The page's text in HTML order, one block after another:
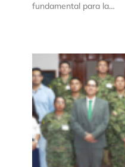
fundamental para la…